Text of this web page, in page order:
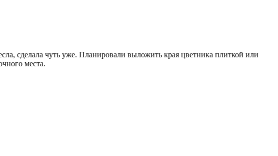
сделала чуть уже. Планировали выложить края цветника плиткой или
места.